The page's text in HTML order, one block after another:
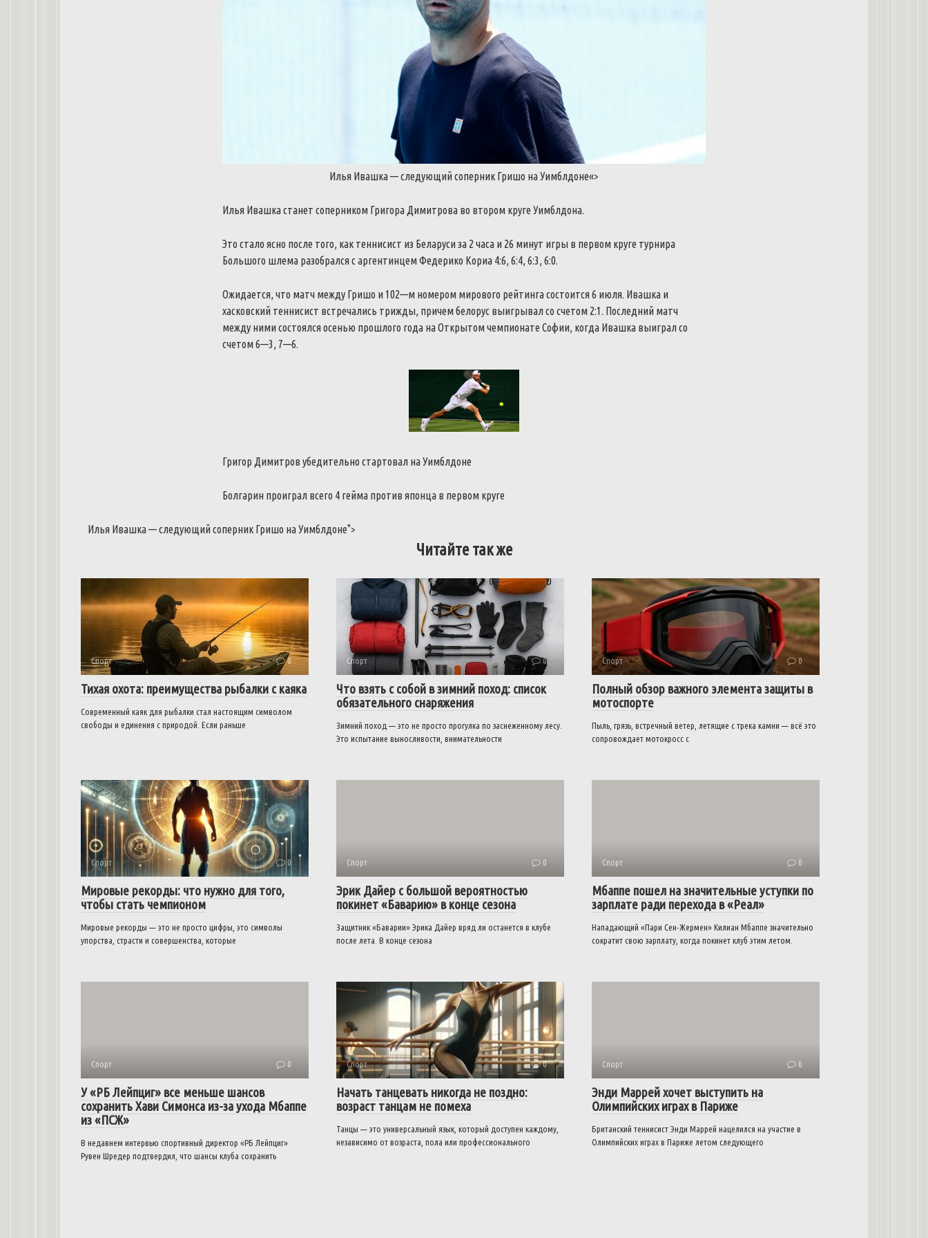
Илья Ивашка—следующийсоперник Гришо наУимблдоне«>
Илья Ивашкастанет соперником Григора Димитрова во втором круге Уимблдона.
Это стало ясно после того, как теннисист из Беларусиза 2 часа и 26 минут игры в первом круге турнира
Большого шлема разобралсяс аргентинцемФедерико Кориа 4:6, 6:4, 6:3, 6:0.
Ожидается, что матч между Гришо и 102—м номером мирового рейтингасостоится6 июля. Ивашка и
хасковский теннисист встречались трижды, причембелорус выигрывалсо счетом 2:1. Последний матч
между нимисостоялсяосенью прошлого года наОткрытомчемпионате Софии, когда Ивашка выигралсо
счетом6—3, 7—6.
Григор Димитров убедительно стартовал наУимблдоне
Болгарин проиграл всего 4 гейма против японца в первом круге
Илья Ивашка—следующийсоперник Гришо наУимблдоне">
Читайте так же
Спорт 0
Тихая охота: преимущества рыбалки с каяка
Современный каяк для рыбалки стал настоящим символом
свободы и единения с природой. Если раньше
Спорт 0
Что взять с собой в зимний поход: список
обязательного снаряжения
Зимний поход — это не просто прогулка по заснеженному лесу.
Это испытание выносливости, внимательности
Спорт 0
Полный обзор важного элемента защиты в
мотоспорте
Пыль, грязь, встречный ветер, летящие с трека камни — всё это
сопровождает мотокросс с
Спорт 0
Мировые рекорды: что нужно для того,
чтобы стать чемпионом
Мировые рекорды — это не просто цифры, это символы
упорства, страсти и совершенства, которые
Спорт 0
Эрик Дайер с большой вероятностью
покинет «Баварию» в конце сезона
Защитник «Баварии» Эрика Дайер вряд ли останется в клубе
после лета. В конце сезона
Спорт 0
Мбаппе пошел на значительные уступки по
зарплате ради перехода в «Реал»
Нападающий «Пари Сен-Жермен» Килиан Мбаппе значительно
сократит свою зарплату, когда покинет клуб этим летом.
Спорт 0
У «РБ Лейпциг» все меньше шансов
сохранить Хави Симонса из-за ухода Мбаппе
из «ПСЖ»
В недавнем интервью спортивный директор «РБ Лейпциг»
Рувен Шредер подтвердил, что шансы клуба сохранить
Спорт 0
Начать танцевать никогда не поздно:
возраст танцам не помеха
Танцы — это универсальный язык, который доступен каждому,
независимо от возраста, пола или профессионального
Спорт 0
Энди Маррей хочет выступить на
Олимпийских играх в Париже
Британский теннисист Энди Маррей нацелился на участие в
Олимпийских играх в Париже летом следующего